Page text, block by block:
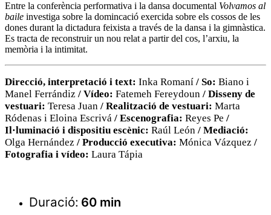
Entre la conferència performativa i la dansa documental Volvamos al
baile investiga sobre la domincació exercida sobre els cossos de les
dones durant la dictadura feixista a través de la dansa i la gimnàstica.
Es tracta de reconstruir un nou relat a partir del cos, l’arxiu, la
memòria i la intimitat.
Direcció, interpretació i text: Inka Romaní / So: Biano i
Manel Ferrándiz / Vídeo: Fatemeh Fereydoun / Disseny de
vestuari: Teresa Juan / Realització de vestuari: Marta
Ródenas i Eloina Escrivá / Escenografia: Reyes Pe /
Il·luminació i dispositiu escènic: Raúl León / Mediació:
Olga Hernández / Producció executiva: Mónica Vázquez /
Fotografia i vídeo: Laura Tápia
Duració: 60 min